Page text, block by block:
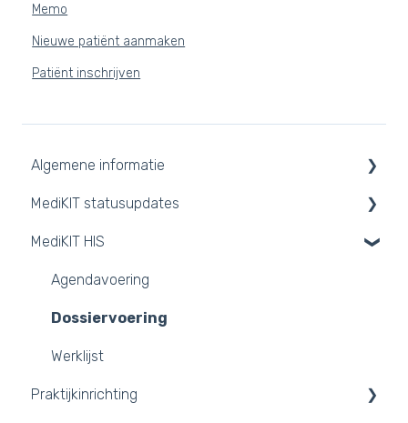
Algemene informatie
Contact
Systeemgebruik
FAQ
Trust Center
API-koppelingen
Releases
MediKIT statusupdates
Opgeloste incidenten
Aankondigingen
Nieuwsbrieven
MediKIT HIS
Agendavoering
Dossiervoering
Werklijst
Praktijkinrichting
Memo
Nieuwe patiënt aanmaken
Patiënt inschrijven